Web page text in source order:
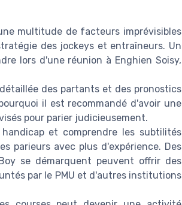
multitude de facteurs imprévisibles
des jockeys et entraîneurs. Un
lors d'une réunion à Enghien Soisy,
des partants et des pronostics
il est recommandé d'avoir une
pour parier judicieusement.
et comprendre les subtilités
parieurs avec plus d'expérience. Des
se démarquent peuvent offrir des
par le PMU et d'autres institutions